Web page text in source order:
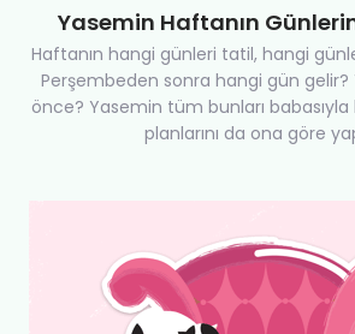
Yasemin Haftanın
Haftanın hangi günleri tatil, hangi
Perşembeden sonra hangi gün
önce? Yasemin tüm bunları
planlarını da ona göre